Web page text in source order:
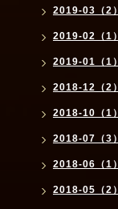
2019-03（2）
2019-02（1）
2019-01（1）
2018-12（2）
2018-10（1）
2018-07（3）
2018-06（1）
2018-05（2）